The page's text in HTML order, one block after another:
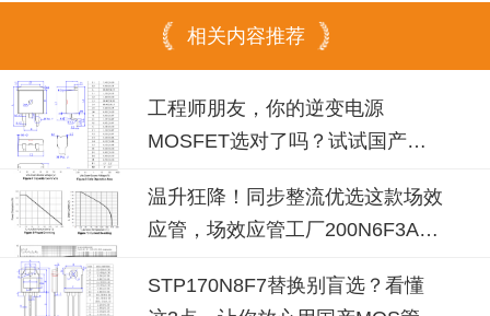
相关内容推荐
工程师朋友，你的逆变电源
MOSFET选对了吗？试试国产
温升狂降！同步整流优选这款场效
应管，场效应管工厂200N6F3A可
STP170N8F7替换别盲选？看懂